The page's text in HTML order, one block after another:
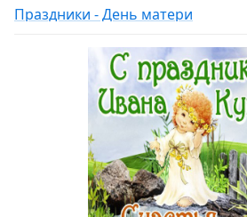
Праздники - День матери